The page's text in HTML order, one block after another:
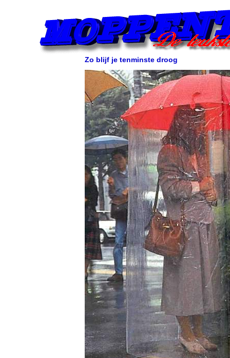
Zo blijf je tenminste droog